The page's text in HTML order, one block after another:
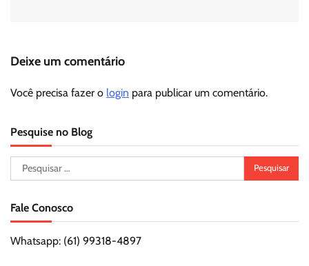
Deixe um comentário
Você precisa fazer o login para publicar um comentário.
Pesquise no Blog
Pesquisar
por:
Fale Conosco
Whatsapp: (61) 99318-4897